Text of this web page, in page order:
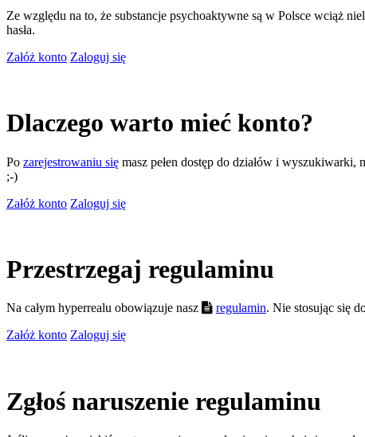
Ze względu na to, że substancje psychoaktywne są w Polsce wciąż
hasła.
Załóż konto Zaloguj się
Dlaczego warto mieć konto?
Po zarejestrowaniu się masz pełen dostęp do działów i wyszukiwarki,
;-)
Załóż konto Zaloguj się
Przestrzegaj regulaminu
Na całym hyperrealu obowiązuje nasz regulamin. Nie stosując się
Załóż konto Zaloguj się
Zgłoś naruszenie regulaminu